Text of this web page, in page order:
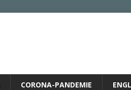
CORONA-PANDEMIE